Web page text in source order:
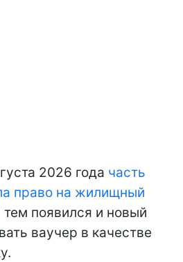
2026 года часть
право на жилищный
тем появился и новый
ваучер в качестве